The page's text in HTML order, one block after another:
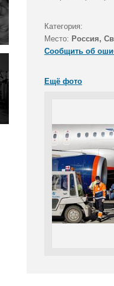
Категория:
Место: Россия,
Сообщить об
Ещё фото